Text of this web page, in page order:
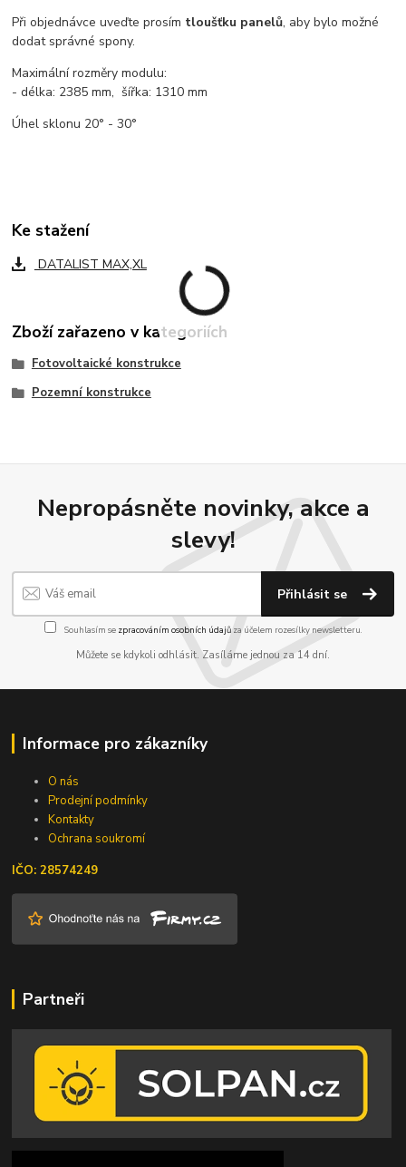
Při objednávce uveďte prosím tloušťku panelů, aby bylo možné
dodat správné spony.
Maximální rozměry modulu:
- délka: 2385 mm, šířka: 1310 mm
Úhel sklonu 20° - 30°
Ke stažení
DATALIST MAX,XL
Zboží zařazeno v kategoriích
Fotovoltaické konstrukce
Pozemní konstrukce
Nepropásněte novinky, akce a
slevy!
Přihlásit se
Souhlasím se zpracováním osobních údajůza účelem rozesílky newsletteru.
Můžete se kdykoli odhlásit. Zasíláme jednou za 14 dní.
Informace pro zákazníky
O nás
Prodejní podmínky
Kontakty
Ochrana soukromí
IČO: 28574249
Partneři